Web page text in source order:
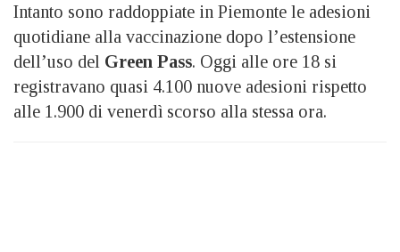
Intanto sono raddoppiate in Piemonte le adesioni
quotidiane alla vaccinazione dopo l’estensione
dell’uso del Green Pass. Oggi alle ore 18 si
registravano quasi 4.100 nuove adesioni rispetto
alle 1.900 di venerdì scorso alla stessa ora.